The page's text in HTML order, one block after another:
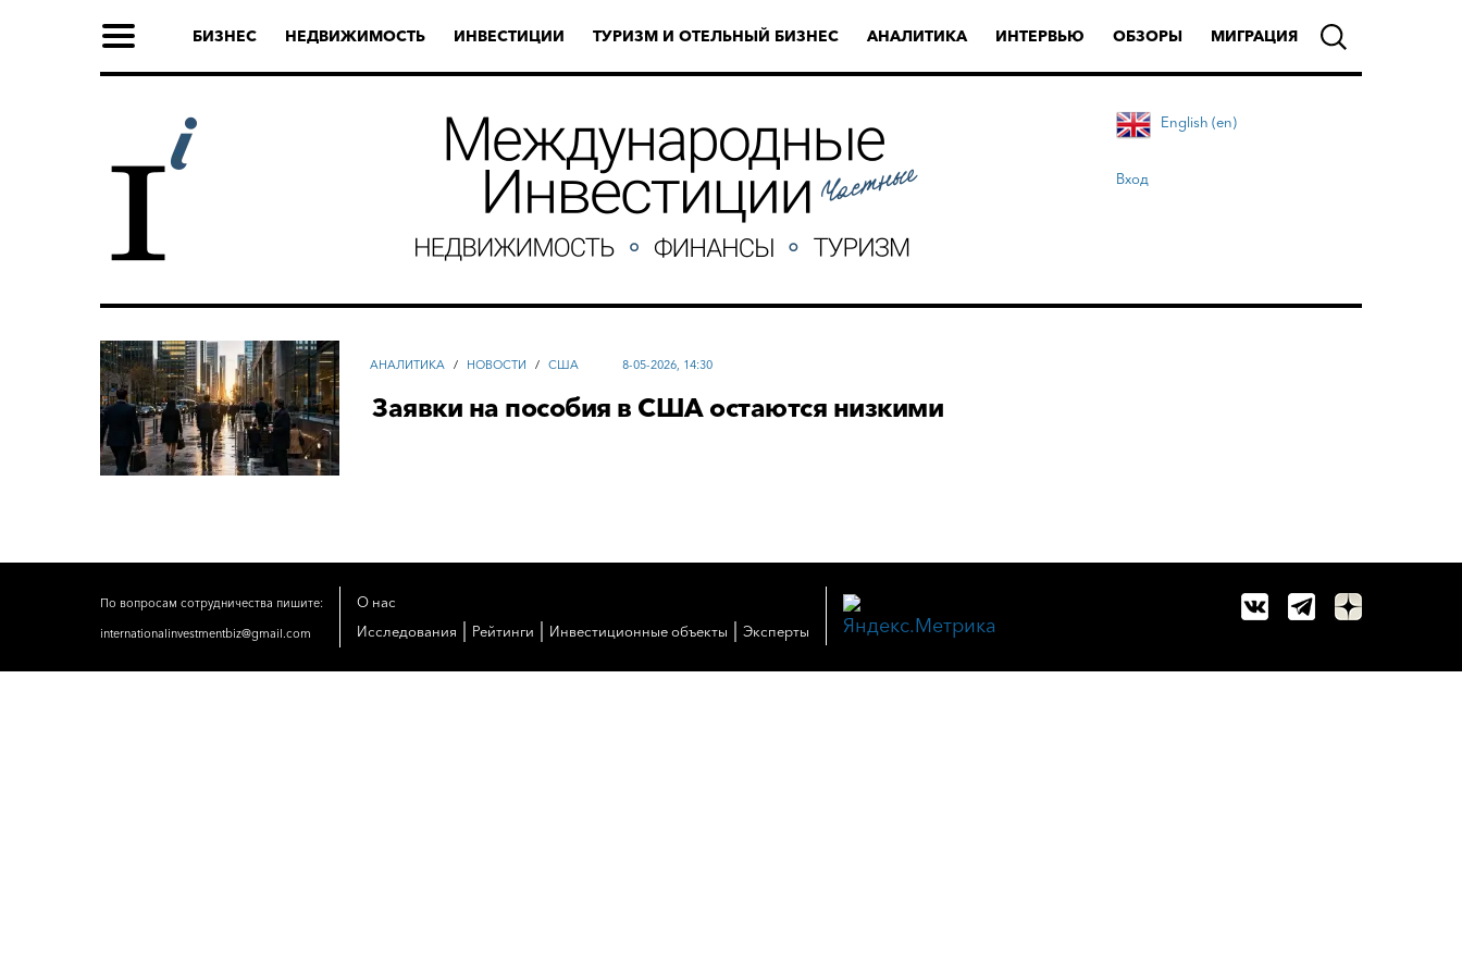
БИЗНЕС НЕДВИЖИМОСТЬ ИНВЕСТИЦИИ ТУРИЗМ И ОТЕЛЬНЫЙ БИЗНЕС АНАЛИТИКА ИНТЕРВЬЮ ОБЗОРЫ МИГРАЦИЯ
English (en)
Вход
АНАЛИТИКА / НОВОСТИ / США 8-05-2026, 14:30
Заявки на пособия в США остаются низкими
По вопросам сотрудничества пишите:
internationalinvestmentbiz@gmail.com
О нас
Исследования
Рейтинги Инвестиционные объекты Эксперты